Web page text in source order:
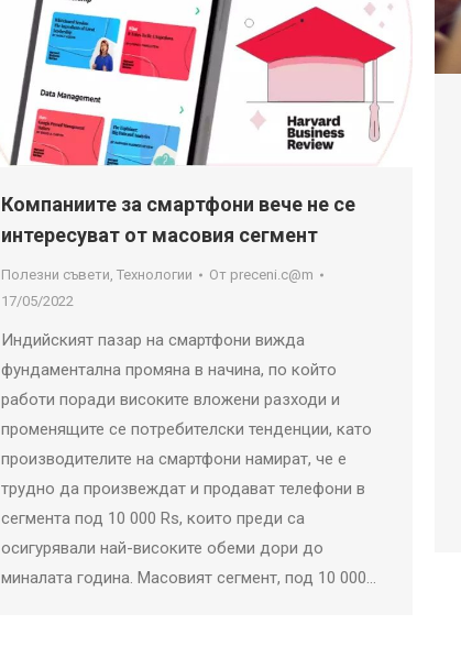
Компаниите за смартфони вече не се
интересуват от масовия сегмент
Полезни съвети Технологии От preceni.c@m
17/05/2022
Индийският пазар на смартфони вижда
фундаментална промяна в начина, по който
работи поради високите вложени разходи и
променящите се потребителски тенденции, като
производителите на смартфони намират, че е
трудно да произвеждат и продават телефони в
сегмента под 10 000 Rs, които преди са
осигурявали най-високите обеми дори до
миналата година. Масовият сегмент, под 10 000…